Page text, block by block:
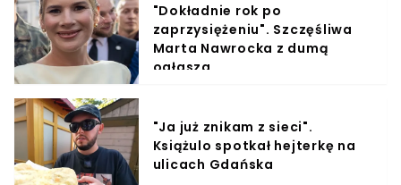
"Dokładnie rok po
zaprzysiężeniu". Szczęśliwa
Marta Nawrocka z dumą
ogłasza
"Ja już znikam z sieci".
Książulo spotkał hejterkę na
ulicach Gdańska